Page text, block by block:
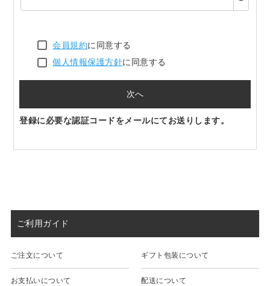
須)
会員規約に同意する
個人情報保護方針に同意する
次へ
登録に必要な認証コードをメールにてお送りします。
ご利用ガイド
ご注文について ギフト包装について
お支払いについて 配送について